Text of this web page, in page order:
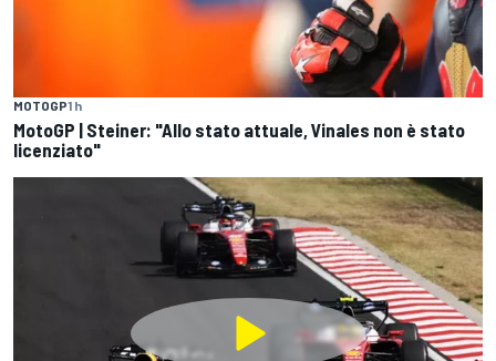
MOTOGP1 h
MotoGP | Steiner: "Allo stato attuale, Vinales non è stato
licenziato"